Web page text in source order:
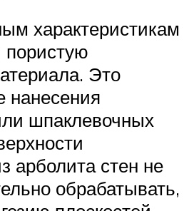
характеристикам
пористую
Это
нанесения
шпаклевочных
арболита стен не
обрабатывать,